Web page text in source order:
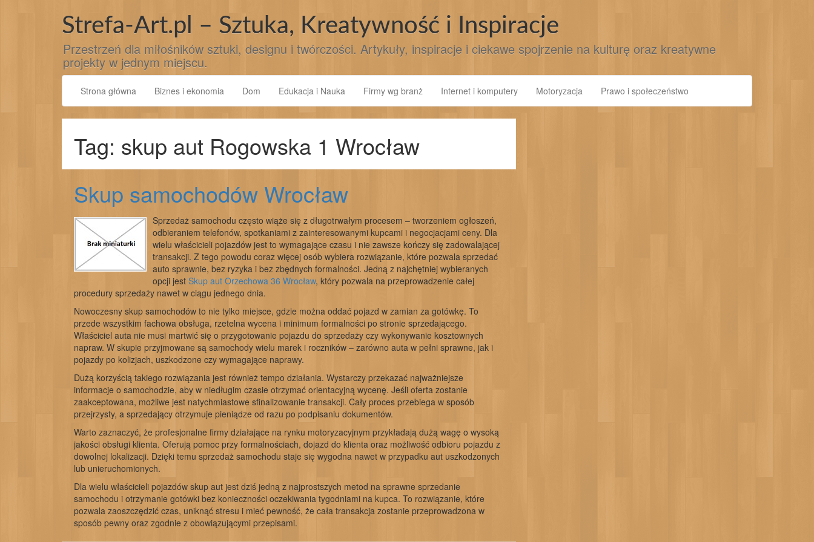
Strefa-Art.pl – Sztuka, Kreatywność i Inspiracje
Przestrzeń dla miłośników sztuki, designu i twórczości. Artykuły, inspiracje i ciekawe spojrzenie na kulturę oraz kreatywne
projekty w jednym miejscu.
Strona główna Biznes i ekonomia Dom Edukacja i Nauka Firmy wg branż Internet i komputery Motoryzacja Prawo i społeczeństwo
Tag: skup aut Rogowska 1 Wrocław
Skup samochodów Wrocław
Sprzedaż samochodu często wiąże się z długotrwałym procesem – tworzeniem ogłoszeń,
odbieraniem telefonów, spotkaniami z zainteresowanymi kupcami i negocjacjami ceny. Dla
wielu właścicieli pojazdów jest to wymagające czasu i nie zawsze kończy się zadowalającej
transakcji. Z tego powodu coraz więcej osób wybiera rozwiązanie, które pozwala sprzedać
auto sprawnie, bez ryzyka i bez zbędnych formalności. Jedną z najchętniej wybieranych
opcji jest Skup aut Orzechowa 36 Wrocław, który pozwala na przeprowadzenie całej
procedury sprzedaży nawet w ciągu jednego dnia.
Nowoczesny skup samochodów to nie tylko miejsce, gdzie można oddać pojazd w zamian za gotówkę. To
przede wszystkim fachowa obsługa, rzetelna wycena i minimum formalności po stronie sprzedającego.
Właściciel auta nie musi martwić się o przygotowanie pojazdu do sprzedaży czy wykonywanie kosztownych
napraw. W skupie przyjmowane są samochody wielu marek i roczników – zarówno auta w pełni sprawne, jak i
pojazdy po kolizjach, uszkodzone czy wymagające naprawy.
Dużą korzyścią takiego rozwiązania jest również tempo działania. Wystarczy przekazać najważniejsze
informacje o samochodzie, aby w niedługim czasie otrzymać orientacyjną wycenę. Jeśli oferta zostanie
zaakceptowana, możliwe jest natychmiastowe sfinalizowanie transakcji. Cały proces przebiega w sposób
przejrzysty, a sprzedający otrzymuje pieniądze od razu po podpisaniu dokumentów.
Warto zaznaczyć, że profesjonalne firmy działające na rynku motoryzacyjnym przykładają dużą wagę o wysoką
jakości obsługi klienta. Oferują pomoc przy formalnościach, dojazd do klienta oraz możliwość odbioru pojazdu z
dowolnej lokalizacji. Dzięki temu sprzedaż samochodu staje się wygodna nawet w przypadku aut uszkodzonych
lub unieruchomionych.
Dla wielu właścicieli pojazdów skup aut jest dziś jedną z najprostszych metod na sprawne sprzedanie
samochodu i otrzymanie gotówki bez konieczności oczekiwania tygodniami na kupca. To rozwiązanie, które
pozwala zaoszczędzić czas, uniknąć stresu i mieć pewność, że cała transakcja zostanie przeprowadzona w
sposób pewny oraz zgodnie z obowiązującymi przepisami.